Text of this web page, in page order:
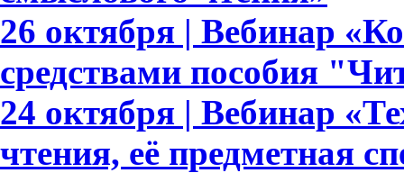
26 октября | Вебинар
средствами пособия
24 октября | Вебинар
чтения, её предметная